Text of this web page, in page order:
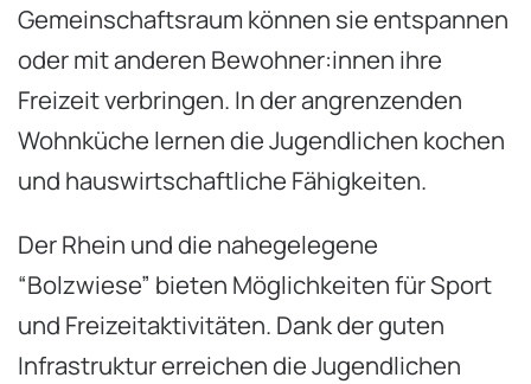
Gemeinschaftsraum können sie entspannen
oder mit anderen Bewohner:innen ihre
Freizeit verbringen. In der angrenzenden
Wohnküche lernen die Jugendlichen kochen
und hauswirtschaftliche Fähigkeiten.
Der Rhein und die nahegelegene
“Bolzwiese” bieten Möglichkeiten für Sport
und Freizeitaktivitäten. Dank der guten
Infrastruktur erreichen die Jugendlichen